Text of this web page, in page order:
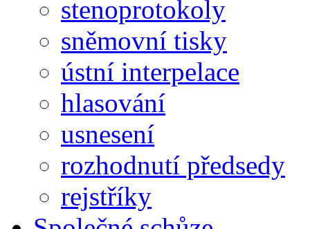
stenoprotokoly
sněmovní tisky
ústní interpelace
hlasování
usnesení
rozhodnutí předsedy
rejstříky